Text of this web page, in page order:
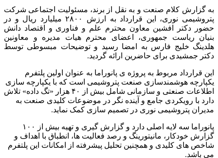
به گزارش کلام صنعت و به نقل از برند، مسئولیت اجتماعی شرکت
پتروشیمی نوری، این قرارداد به ارزش ۲۸۰۰ میلیارد ریال و در
حضور دکتر افشین معاون محترم علم و فناوری و اقتصاد دانش
بنیان ریاست جمهوری، اعضای محترم هیات مدیره و معاونین
هلدینگ خلیج فارس به امضا رسید و توضیحات مبسوطی توسط
دکتر جمشیدی برای حاضرین ارائه گردید.
این قرارداد مربوط به پروژه ی پانوراما به عنوان اولین پلتفرم
یکپارچه هوشمندسازی صنعت پتروشیمی است که با یکپارچه سازی
اطلاعات صنعتی و سازمانی شامل بیش از ۴۰ هزار «تگ داده» تلاش
دارد با رویکردی جامع و آینده نگر در موضوعات کلیدی صنعت به
مدیران پتروشیمی نوری در تصمیم سازی کمک نماید.
پانوراما سه لایه اصلی دارد و گزارش گیری و تهیه بیش از ۱۰۰
گزارش خودکار، مانیتورینگ و رصد فعالیت ها، انطباق با اهداف و
شاخص های کلیدی و همچنین تحلیل پیشرفته از امکانات این پلتفرم
می باشد.